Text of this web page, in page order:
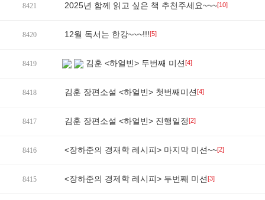
8421 2025년 함께 읽고 싶은 책 추천주세요~~~[10]
8420 12월 독서는 한강~~~!!![5]
8419 김훈 <하얼빈> 두번째 미션[4]
8418 김훈 장편소설 <하얼빈> 첫번째미션[4]
8417 김훈 장편소설 <하얼빈> 진행일정[2]
8416 <장하준의 경재학 레시피> 마지막 미션~~[2]
8415 <장하준의 경제학 레시피> 두번째 미션[3]